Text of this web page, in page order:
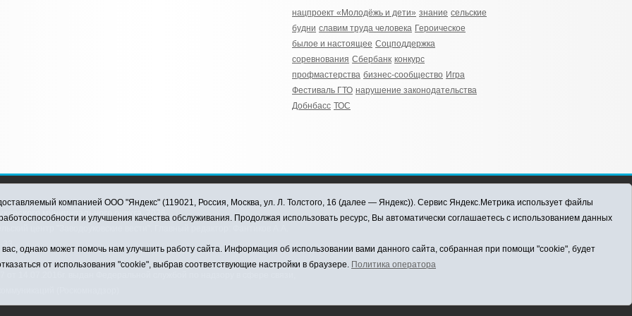
нацпроект «Молодёжь и дети» знание сельские
будни славим труда человека Героическое
былое и настоящее Соцподдержка
соревнования Сбербанк конкурс
профмастерства бизнес-сообщество Игра
Фестиваль ГТО нарушение законодательства
Добнбасс ТОС
муниципального округа, 2026
компанией ООО "Яндекс" (119021, Россия, Москва, ул. Л. Толстого, 16 (далее — Яндекс)). Сервис Яндекс.Метрика использует файлы
и улучшения качества обслуживания. Продолжая использовать ресурс, Вы автоматически соглашаетесь с использованием данных
однако может помочь нам улучшить работу сайта. Информация об использовании вами данного сайта, собранная при помощи "cookie", будет
от использования "cookie", выбрав соответствующие настройки в браузере. Политика оператора